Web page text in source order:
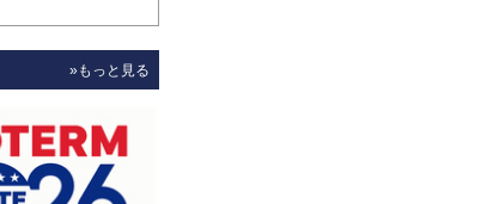
»もっと見る